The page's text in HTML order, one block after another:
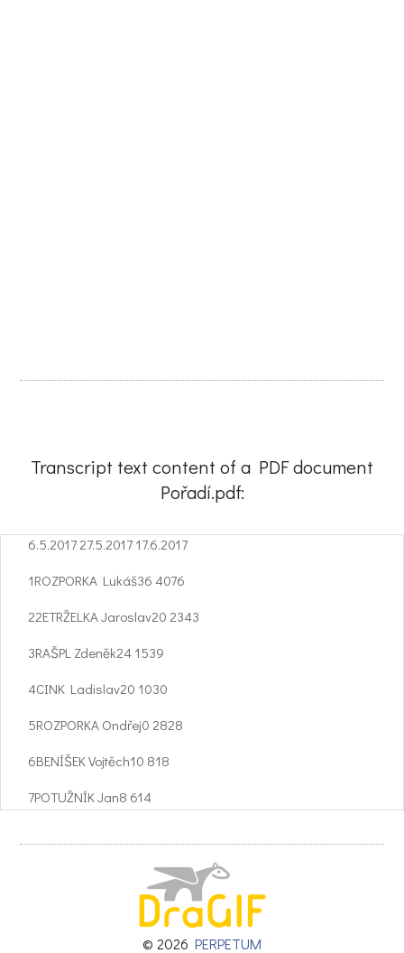
Transcript text content of a PDF document
Pořadí.pdf:
6.5.2017 27.5.2017 17.6.2017
1ROZPORKA Lukáš36 4076
22ETRŽELKA Jaroslav20 2343
3RAŠPL Zdeněk24 1539
4CINK Ladislav20 1030
5ROZPORKA Ondřej0 2828
6BENÍŠEK Vojtěch10 818
7POTUŽNÍK Jan8 614
9KASLOVÁ Natálie6 06
10MAKOVEC Dominik2 13
11CHALOUPKOVÁ Simona0 22
© 2026 PERPETUM